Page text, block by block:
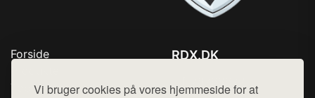
Vi bruger cookies på vores hjemmeside for at
Forside
Top Rabatter
RDX.DK